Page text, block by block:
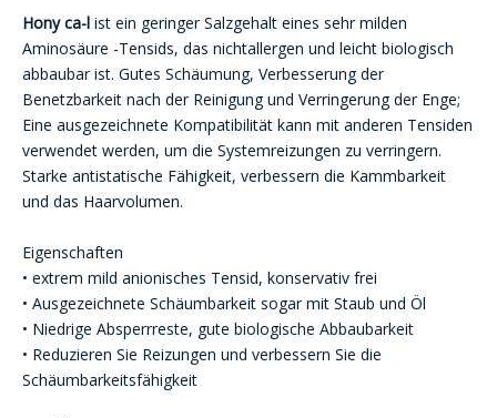
Hony ca-l ist ein geringer Salzgehalt eines sehr milden
Aminosäure -Tensids, das nichtallergen und leicht biologisch
abbaubar ist. Gutes Schäumung, Verbesserung der
Benetzbarkeit nach der Reinigung und Verringerung der Enge;
Eine ausgezeichnete Kompatibilität kann mit anderen Tensiden
verwendet werden, um die Systemreizungen zu verringern.
Starke antistatische Fähigkeit, verbessern die Kammbarkeit
und das Haarvolumen.
Eigenschaften
• extrem mild anionisches Tensid, konservativ frei
• Ausgezeichnete Schäumbarkeit sogar mit Staub und Öl
• Niedrige Absperrreste, gute biologische Abbaubarkeit
• Reduzieren Sie Reizungen und verbessern Sie die
Schäumbarkeitsfähigkeit